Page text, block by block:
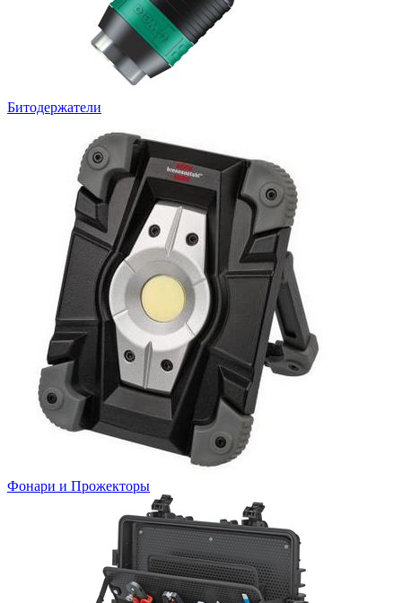
Битодержатели
Фонари и Прожекторы